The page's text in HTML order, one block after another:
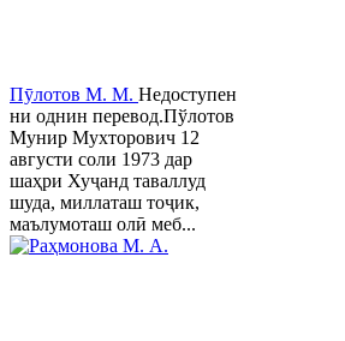
Пӯлотов М. М. Недоступен
ни однин перевод.Пўлотов
Мунир Мухторович 12
августи соли 1973 дар
шаҳри Хуҷанд таваллуд
шуда, миллаташ тоҷик,
маълумоташ олӣ меб...